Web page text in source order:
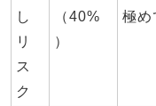
し
リ
ス
ク
（40%
）
極め